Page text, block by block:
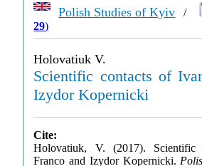
Polish Studies of Kyiv /
29)
Holovatiuk V.
Scientific contacts of
Izydor Kopernicki
Cite:
Holovatiuk, V. (2017).
Franco and Izydor Kopernicki.